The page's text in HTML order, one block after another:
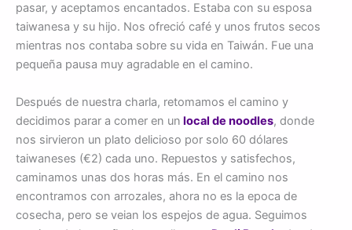
pasar, y aceptamos encantados. Estaba con su esposa
taiwanesa y su hijo. Nos ofreció café y unos frutos secos
mientras nos contaba sobre su vida en Taiwán. Fue una
pequeña pausa muy agradable en el camino.
Después de nuestra charla, retomamos el camino y
decidimos parar a comer en un local de noodles, donde
nos sirvieron un plato delicioso por solo 60 dólares
taiwaneses (€2) cada uno. Repuestos y satisfechos,
caminamos unas dos horas más. En el camino nos
encontramos con arrozales, ahora no es la epoca de
cosecha, pero se veian los espejos de agua. Seguimos